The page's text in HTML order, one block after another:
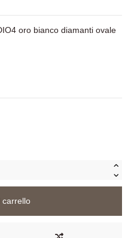
oro bianco diamanti ovale
carrello